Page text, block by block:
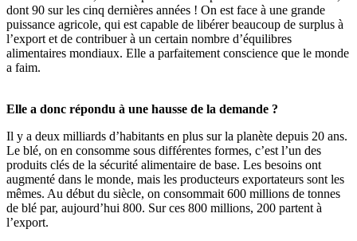
dont 90 sur les cinq dernières années ! On est face à une grande
puissance agricole, qui est capable de libérer beaucoup de surplus à
l’export et de contribuer à un certain nombre d’équilibres
alimentaires mondiaux. Elle a parfaitement conscience que le monde
a faim.
Elle a donc répondu à une hausse de la demande ?
Il y a deux milliards d’habitants en plus sur la planète depuis 20 ans.
Le blé, on en consomme sous différentes formes, c’est l’un des
produits clés de la sécurité alimentaire de base. Les besoins ont
augmenté dans le monde, mais les producteurs exportateurs sont les
mêmes. Au début du siècle, on consommait 600 millions de tonnes
de blé par, aujourd’hui 800. Sur ces 800 millions, 200 partent à
l’export.